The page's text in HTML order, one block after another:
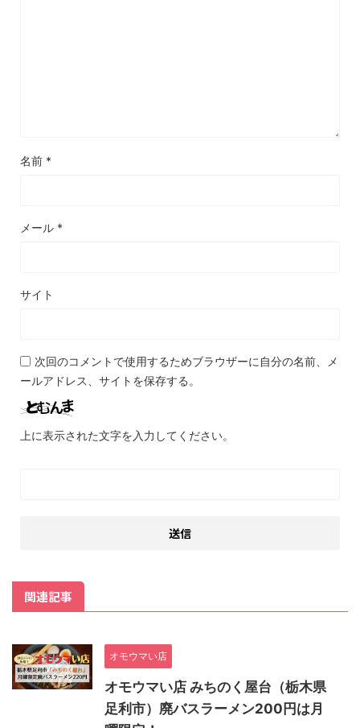
名前 *
メール *
サイト
次回のコメントで使用するためブラウザーに自分の名前、メ
ールアドレス、サイトを保存する。
上に表示された文字を入力してください。
関連記事
オモウマい店
オモウマい店 みちのく屋台（栃木県
足利市）廃バスラーメン200円は月